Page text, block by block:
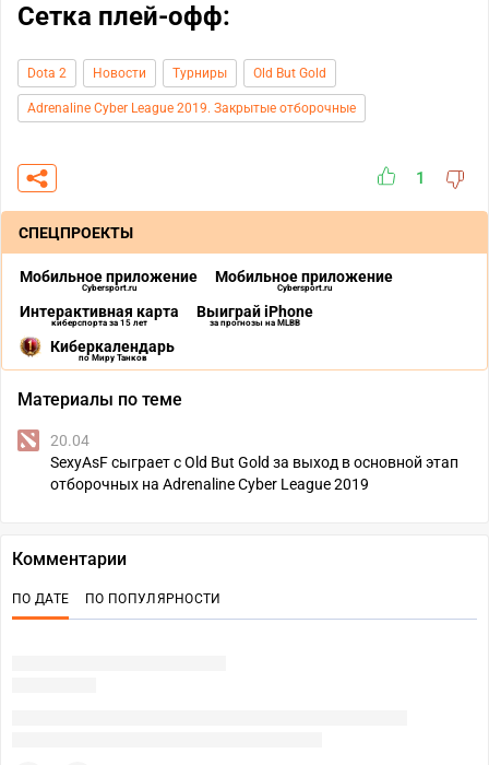
Сетка плей-офф:
Dota 2 Новости Турниры Old But Gold
Adrenaline Cyber League 2019. Закрытые отборочные
1
СПЕЦПРОЕКТЫ
Мобильное приложение
Cybersport.ru
Мобильное приложение
Cybersport.ru
Интерактивная карта
киберспорта за 15 лет
Выиграй iPhone
за прогнозы на MLBB
Киберкалендарь
по Миру Танков
Материалы по теме
20.04
SexyAsF сыграет с Old But Gold за выход в основной этап
отборочных на Adrenaline Cyber League 2019
Комментарии
ПО ДАТЕ ПО ПОПУЛЯРНОСТИ